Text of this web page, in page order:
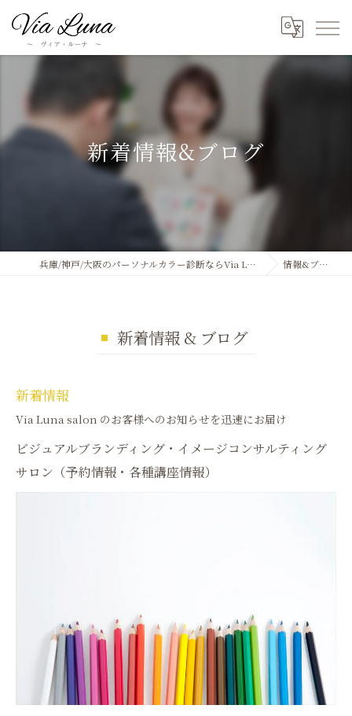
新着情報&ブログ
兵庫/神戸/大阪のパーソナルカラー診断ならVia Luna 情報&ブログ
新着情報 & ブログ
新着情報
Via Luna salon のお客様へのお知らせを迅速にお届け
ビジュアルブランディング・イメージコンサルティング
サロン（予約情報・各種講座情報）